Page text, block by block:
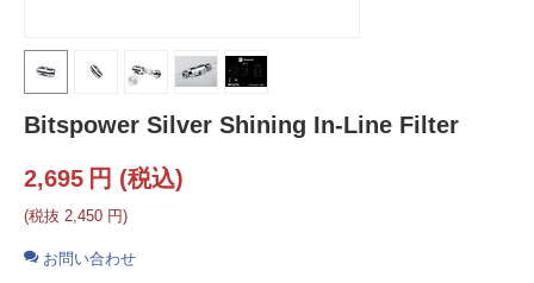
Bitspower Silver Shining In-Line Filter
2,695 円 (税込)
(税抜 2,450 円)
お問い合わせ